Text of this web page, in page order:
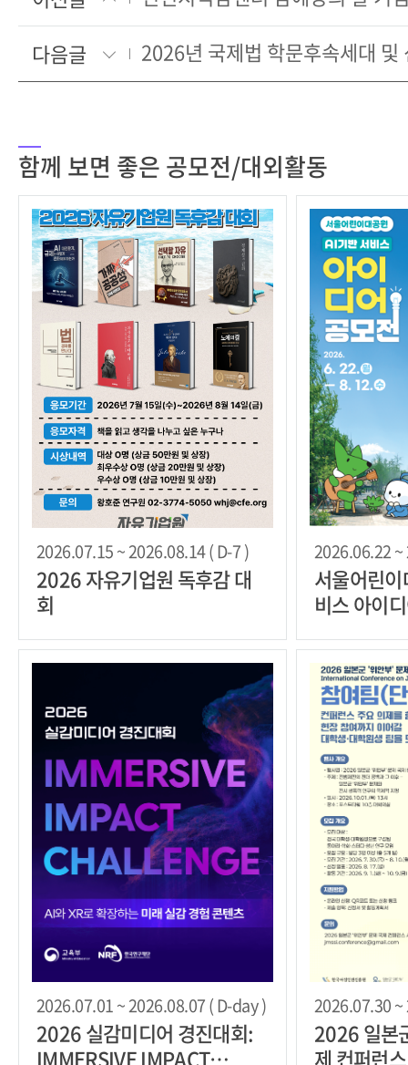
다음글
함께 보면 좋은 공모전/대외활동
2026.07.15 ~ 2026.08.14 ( D-7 )
2026 자유기업원 독후감 대
회
2026.06.22 ~
서울어린
비스 아이
2026.07.01 ~ 2026.08.07 ( D-day )
2026 실감미디어 경진대회:
IMMERSIVE IMPACT
2026.07.30 ~
2026 일본
제 컨퍼런